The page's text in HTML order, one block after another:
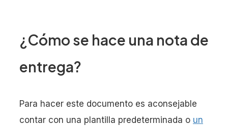
¿Cómo se hace una nota de
entrega?
Para hacer este documento es aconsejable
contar con una plantilla predeterminada o un